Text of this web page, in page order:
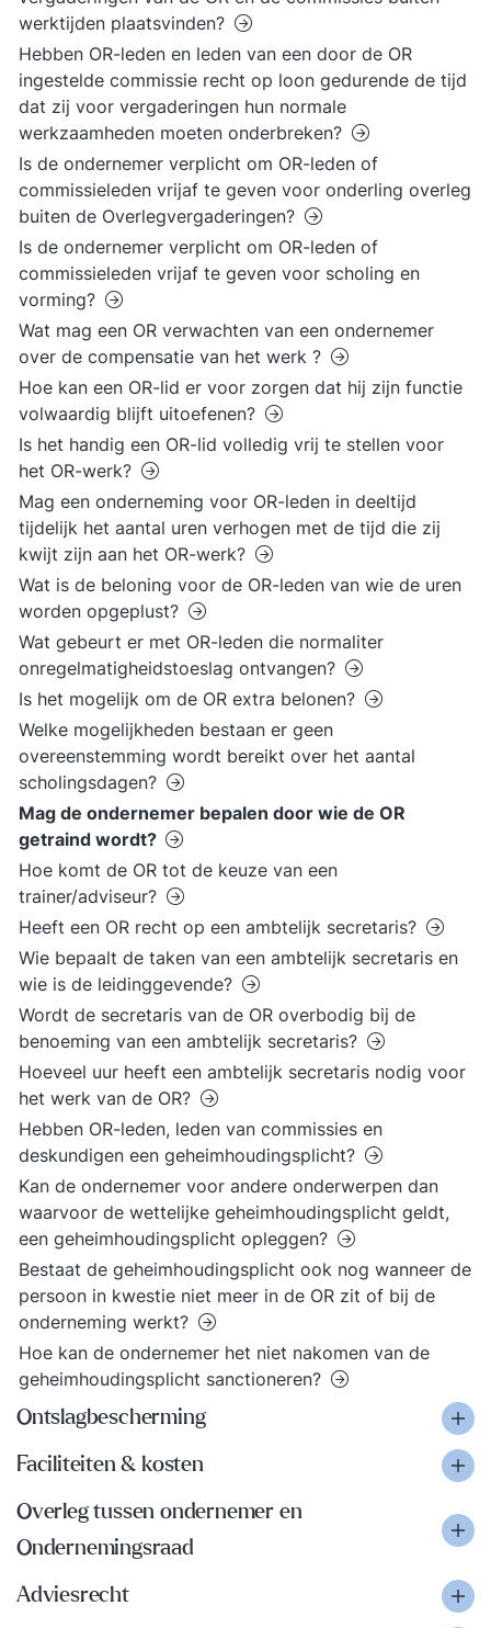
werktijden plaatsvinden?
Hebben OR-leden en leden van een door de OR
ingestelde commissie recht op loon gedurende de tijd
dat zij voor vergaderingen hun normale
werkzaamheden moeten onderbreken?
Is de ondernemer verplicht om OR-leden of
commissieleden vrijaf te geven voor onderling overleg
buiten de Overlegvergaderingen?
Is de ondernemer verplicht om OR-leden of
commissieleden vrijaf te geven voor scholing en
vorming?
Wat mag een OR verwachten van een ondernemer
over de compensatie van het werk ?
Hoe kan een OR-lid er voor zorgen dat hij zijn functie
volwaardig blijft uitoefenen?
Is het handig een OR-lid volledig vrij te stellen voor
het OR-werk?
Mag een onderneming voor OR-leden in deeltijd
tijdelijk het aantal uren verhogen met de tijd die zij
kwijt zijn aan het OR-werk?
Wat is de beloning voor de OR-leden van wie de uren
worden opgeplust?
Wat gebeurt er met OR-leden die normaliter
onregelmatigheidstoeslag ontvangen?
Is het mogelijk om de OR extra belonen?
Welke mogelijkheden bestaan er geen
overeenstemming wordt bereikt over het aantal
scholingsdagen?
Mag de ondernemer bepalen door wie de OR
getraind wordt?
Hoe komt de OR tot de keuze van een
trainer/adviseur?
Heeft een OR recht op een ambtelijk secretaris?
Wie bepaalt de taken van een ambtelijk secretaris en
wie is de leidinggevende?
Wordt de secretaris van de OR overbodig bij de
benoeming van een ambtelijk secretaris?
Hoeveel uur heeft een ambtelijk secretaris nodig voor
het werk van de OR?
Hebben OR-leden, leden van commissies en
deskundigen een geheimhoudingsplicht?
Kan de ondernemer voor andere onderwerpen dan
waarvoor de wettelijke geheimhoudingsplicht geldt,
een geheimhoudingsplicht opleggen?
Bestaat de geheimhoudingsplicht ook nog wanneer de
persoon in kwestie niet meer in de OR zit of bij de
onderneming werkt?
Hoe kan de ondernemer het niet nakomen van de
geheimhoudingsplicht sanctioneren?
Ontslagbescherming
Faciliteiten & kosten
Overleg tussen ondernemer en
Ondernemingsraad
Adviesrecht